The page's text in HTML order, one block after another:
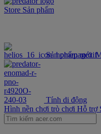
Store Sản phẩm
Sản phẩm mới
Tính di động
Hình nền chơi trò chơi Hỗ trợ